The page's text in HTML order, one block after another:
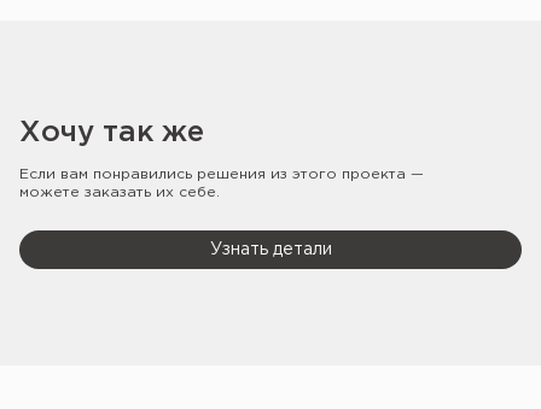
Хочу так же
Если вам понравились решения из этого проекта —
можете заказать их себе.
Узнать детали